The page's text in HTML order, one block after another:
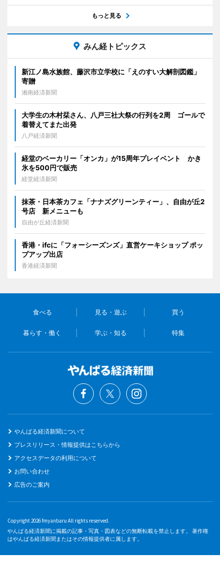
もっと見る
みん経トピックス
新江ノ島水族館、藤沢市立学校に「えのすい大解剖図鑑」
寄贈
湘南経済新聞
大学生の木村栞さん、八戸三社大祭の行列を2周 ゴールで
着替えてまた出発
八戸経済新聞
経堂のベーカリー「オンカ」が15周年プレイベント かき
氷を500円で販売
経堂経済新聞
抹茶・日本茶カフェ「ナナズグリーンティー」、自由が丘2
号店 新メニューも
自由が丘経済新聞
香港・ifcに「フォーシーズンズ」直営ケーキショップ ポッ
プアップ出店
香港経済新聞
食べる 見る・遊ぶ 買う
暮らす・働く 学ぶ・知る 特集
やんばる経済新聞について
プレスリリース・情報提供はこちらから
アクセスデータの利用について
お問い合わせ
広告のご案内
Copyright 2026 fmyanbaru All rights reserved.
やんばる経済新聞に掲載の記事・写真・図表などの無断転載を禁止します。 著作権
はやんばる経済新聞またはその情報提供者に属します。